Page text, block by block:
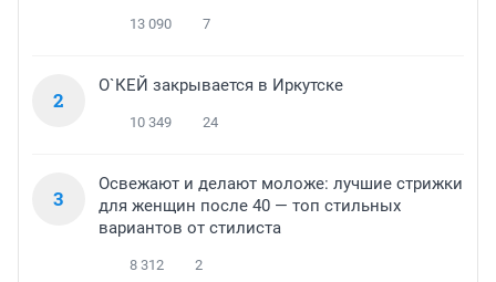
13 090 7
2
О`КЕЙ закрывается в Иркутске
10 349 24
3
Освежают и делают моложе: лучшие стрижки
для женщин после 40 — топ стильных
вариантов от стилиста
8 312 2